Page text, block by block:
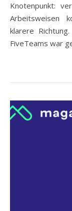
Knotenpunkt:
Arbeitsweisen
klarere
FiveTeams war